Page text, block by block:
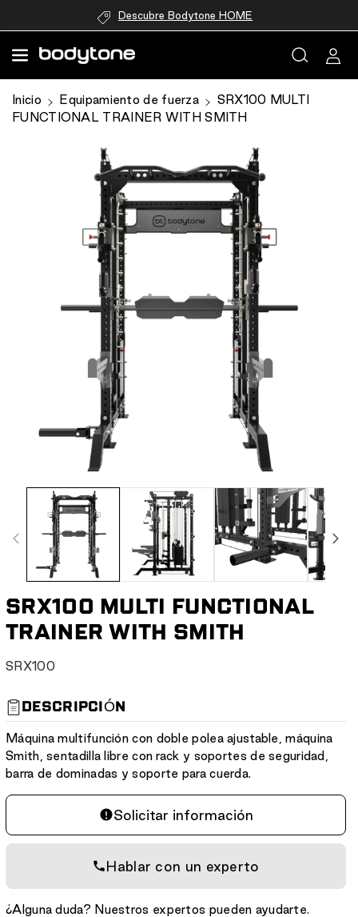
al contenido
Descubre Bodytone HOME
Inicio Equipamiento de fuerza
SRX100 MULTI
FUNCTIONAL TRAINER WITH SMITH
Ir
SRX100 MULTI FUNCTIONAL
TRAINER WITH SMITH
S
U
:
SRX100
DESCRIPCIÓN
Máquina multifunción con doble polea ajustable, máquina
Smith, sentadilla libre con rack y soportes de seguridad,
barra de dominadas y soporte para cuerda.
Solicitar información
Hablar con un experto
¿Alguna duda? Nuestros expertos pueden ayudarte.